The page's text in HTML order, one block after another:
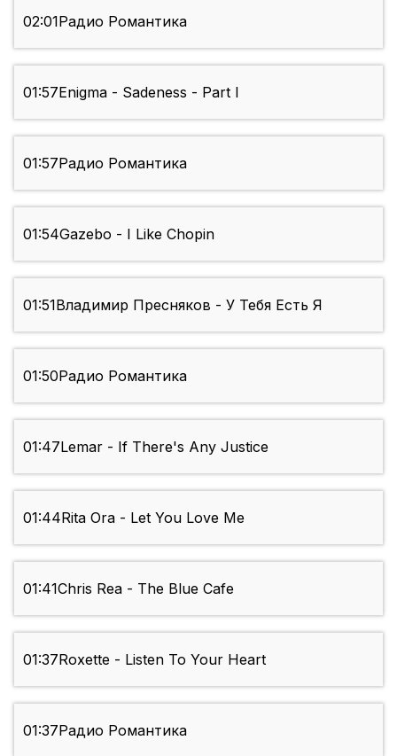
02:01Радио Романтика
01:57Enigma - Sadeness - Part I
01:57Радио Романтика
01:54Gazebo - I Like Chopin
01:51Владимир Пресняков - У Тебя Есть Я
01:50Радио Романтика
01:47Lemar - If There's Any Justice
01:44Rita Ora - Let You Love Me
01:41Chris Rea - The Blue Cafe
01:37Roxette - Listen To Your Heart
01:37Радио Романтика